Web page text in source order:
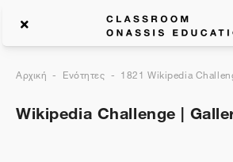
Αρχική Ενότητες 1821 Wikipedia
Wikipedia Challenge |